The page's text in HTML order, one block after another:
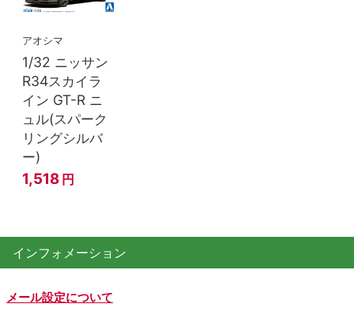
アオシマ
1/32 ニッサン
R34スカイラ
イン GT-R ニ
ュル(スパーク
リングシルバ
ー)
1,518 円
インフォメーション
メール設定について